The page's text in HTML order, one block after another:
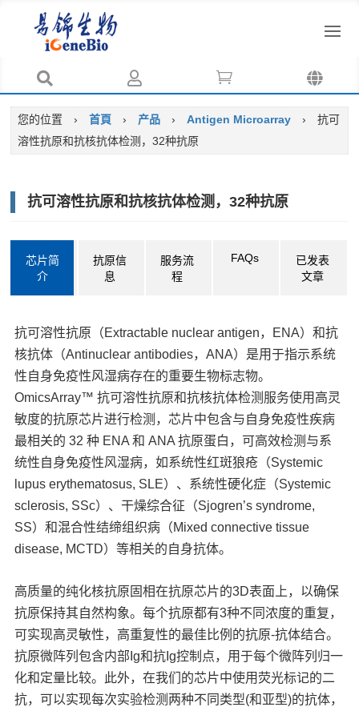
   
您的位置 › 首頁 › 产品 › Antigen Microarray ›
抗可
溶性抗原和抗核抗体检测，32种抗原
抗可溶性抗原和抗核抗体检测，32种抗原
芯片简
介
抗原信
息
服务流
程
FAQs
已发表
文章
抗可溶性抗原（Extractable nuclear antigen，ENA）和抗
核抗体（Antinuclear antibodies，ANA）是用于指示系统
性自身免疫性风湿病存在的重要生物标志物。
OmicsArray™ 抗可溶性抗原和抗核抗体检测服务使用高灵
敏度的抗原芯片进行检测，芯片中包含与自身免疫性疾病
最相关的 32 种 ENA 和 ANA 抗原蛋白，可高效检测与系
统性自身免疫性风湿病，如系统性红斑狼疮（Systemic
lupus erythematosus, SLE）、系统性硬化症（Systemic
sclerosis, SSc）、干燥综合征（Sjogren’s syndrome,
SS）和混合性结缔组织病（Mixed connective tissue
disease, MCTD）等相关的自身抗体。
高质量的纯化核抗原固相在抗原芯片的3D表面上，以确保
抗原保持其自然构象。每个抗原都有3种不同浓度的重复，
可实现高灵敏性，高重复性的最佳比例的抗原-抗体结合。
抗原微阵列包含内部Ig和抗Ig控制点，用于每个微阵列归一
化和定量比较。此外，在我们的芯片中使用荧光标记的二
抗，可以实现每次实验检测两种不同类型(和亚型)的抗体，